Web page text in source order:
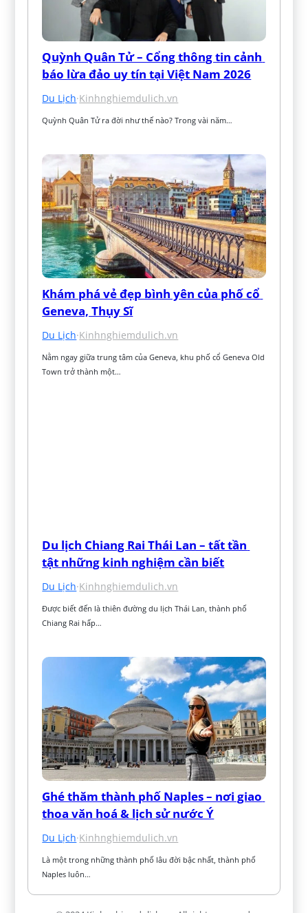
Quỳnh Quân Tử – Cổng thông tin cảnh
báo lừa đảo uy tín tại Việt Nam 2026
Du Lịch·Kinhnghiemdulich.vn
Quỳnh Quân Tử ra đời như thế nào? Trong vài năm…
Khám phá vẻ đẹp bình yên của phố cổ
Geneva, Thụy Sĩ
Du Lịch·Kinhnghiemdulich.vn
Nằm ngay giữa trung tâm của Geneva, khu phố cổ Geneva Old
Town trở thành một…
Du lịch Chiang Rai Thái Lan – tất tần
tật những kinh nghiệm cần biết
Du Lịch·Kinhnghiemdulich.vn
Được biết đến là thiên đường du lịch Thái Lan, thành phố
Chiang Rai hấp…
Ghé thăm thành phố Naples – nơi giao
thoa văn hoá & lịch sử nước Ý
Du Lịch·Kinhnghiemdulich.vn
Là một trong những thành phố lâu đời bậc nhất, thành phố
Naples luôn…